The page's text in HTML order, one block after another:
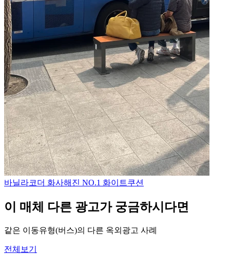
바닐라코더 화사해진 NO.1 화이트쿠션
이 매체 다른 광고가 궁금하시다면
같은 이동유형(버스)의 다른 옥외광고 사례
전체보기